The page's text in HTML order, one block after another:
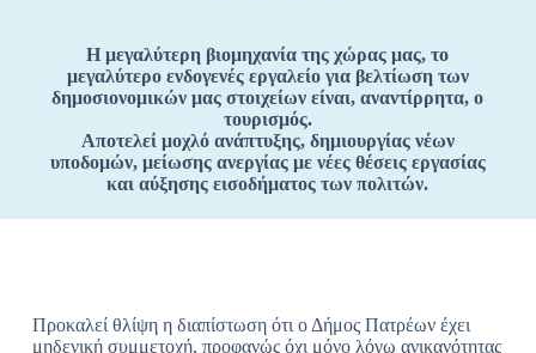
Η μεγαλύτερη βιομηχανία της χώρας μας, το
μεγαλύτερο ενδογενές εργαλείο για βελτίωση των
δημοσιονομικών μας στοιχείων είναι, αναντίρρητα, ο
τουρισμός.
Αποτελεί μοχλό ανάπτυξης, δημιουργίας νέων
υποδομών, μείωσης ανεργίας με νέες θέσεις εργασίας
και αύξησης εισοδήματος των πολιτών.
Προκαλεί θλίψη η διαπίστωση ότι ο Δήμος Πατρέων έχει
μηδενική συμμετοχή, προφανώς όχι μόνο λόγω ανικανότητας